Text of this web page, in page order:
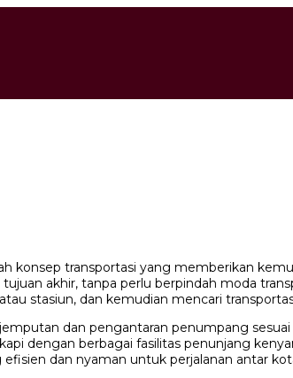
konsep transportasi yang memberikan
akhir, tanpa perlu berpindah moda
stasiun, dan kemudian mencari
dan pengantaran penumpang
dengan berbagai fasilitas penunjang
dan nyaman untuk perjalanan antar